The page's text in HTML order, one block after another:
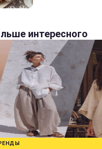
интересного